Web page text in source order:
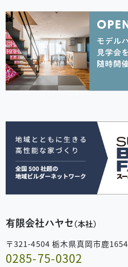
有限会社ハヤセ (本社)
〒321-4504 栃木県真岡市鹿1654
0285-75-0302